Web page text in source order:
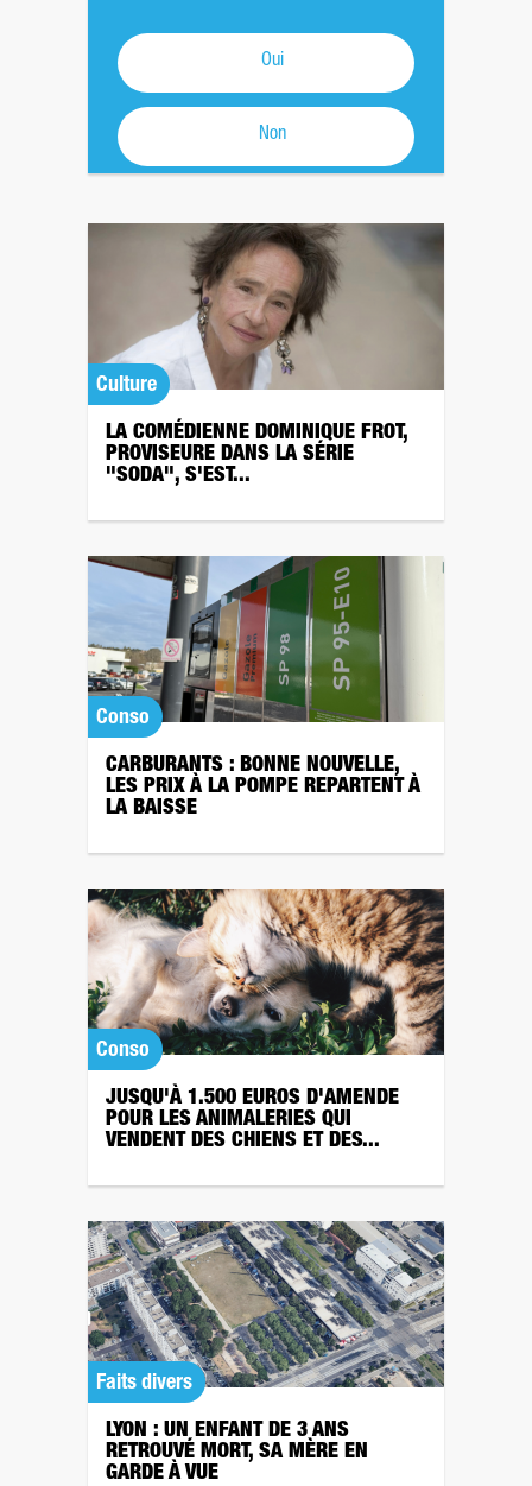
Oui
Non
Culture
LA COMÉDIENNE DOMINIQUE FROT,
PROVISEURE DANS LA SÉRIE
"SODA", S'EST...
Conso
CARBURANTS : BONNE NOUVELLE,
LES PRIX À LA POMPE REPARTENT À
LA BAISSE
Conso
JUSQU'À 1.500 EUROS D'AMENDE
POUR LES ANIMALERIES QUI
VENDENT DES CHIENS ET DES...
Faits divers
LYON : UN ENFANT DE 3 ANS
RETROUVÉ MORT, SA MÈRE EN
GARDE À VUE